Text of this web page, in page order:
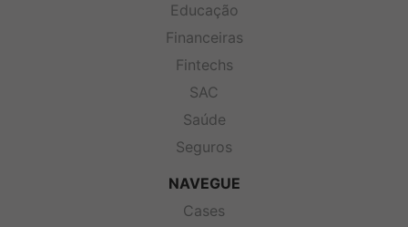
Educação
Financeiras
Fintechs
SAC
Saúde
Seguros
NAVEGUE
Cases